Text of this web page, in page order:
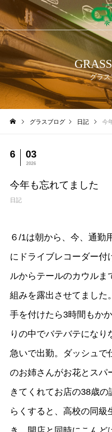
グラ
グラスブログ 日記 今
6 03
2026
今年も忘れてました
日記
６/1は朝から、今、通勤
にドライブレコーダー付
ルからテールのカウルま
組みを露出させてました
手を付けたら3時間もか
りの中でバテバテになり
急いで出勤。ダッシュで
のお姉さんがお花とスパ
きてくれてお店の38歳
らくすると、高校の同級